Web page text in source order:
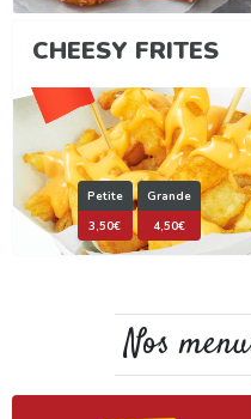
CHEESY FRITES
Petite
3,50€
Grande
4,50€
Nos